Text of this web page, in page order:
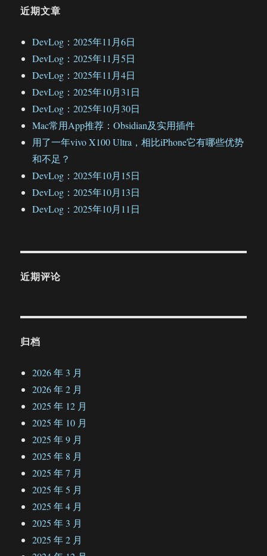
近期文章
DevLog：2025年11月6日
DevLog：2025年11月5日
DevLog：2025年11月4日
DevLog：2025年10月31日
DevLog：2025年10月30日
Mac常用App推荐：Obsidian及实用插件
用了一年vivo X100 Ultra，相比iPhone它有哪些优势
和不足？
DevLog：2025年10月15日
DevLog：2025年10月13日
DevLog：2025年10月11日
近期评论
归档
2026 年 3 月
2026 年 2 月
2025 年 12 月
2025 年 10 月
2025 年 9 月
2025 年 8 月
2025 年 7 月
2025 年 5 月
2025 年 4 月
2025 年 3 月
2025 年 2 月